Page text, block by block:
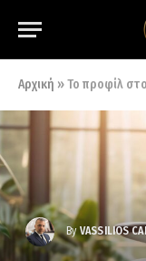
Αρχική »Το προφίλ
By VASSILIOS